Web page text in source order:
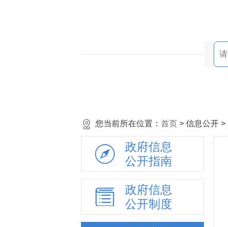
您当前所在位置： 首页 > 信息公开 >
政府信息
公开指南
政府信息
公开制度